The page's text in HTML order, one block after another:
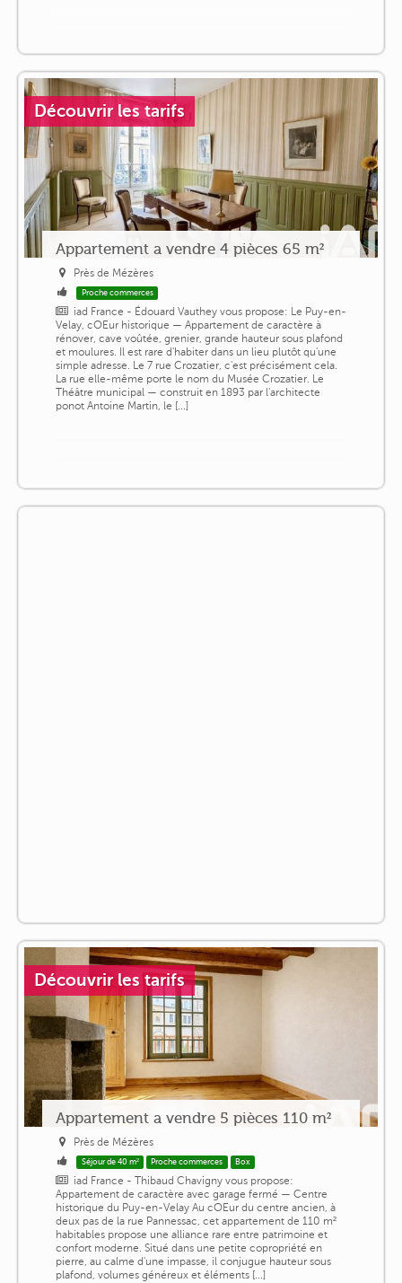
Découvrir les tarifs
Appartement a vendre 4 pièces 65 m²
Près de Mézères
Proche commerces
iad France - Édouard Vauthey vous propose: Le Puy-en-
Velay, cOEur historique — Appartement de caractère à
rénover, cave voûtée, grenier, grande hauteur sous plafond
et moulures. Il est rare d'habiter dans un lieu plutôt qu'une
simple adresse. Le 7 rue Crozatier, c'est précisément cela.
La rue elle-même porte le nom du Musée Crozatier. Le
Théâtre municipal — construit en 1893 par l'architecte
ponot Antoine Martin, le [...]
Découvrir les tarifs
Appartement a vendre 5 pièces 110 m²
Près de Mézères
Séjour de 40 m² Proche commerces Box
iad France - Thibaud Chavigny vous propose:
Appartement de caractère avec garage fermé — Centre
historique du Puy-en-Velay Au cOEur du centre ancien, à
deux pas de la rue Pannessac, cet appartement de 110 m²
habitables propose une alliance rare entre patrimoine et
confort moderne. Situé dans une petite copropriété en
pierre, au calme d'une impasse, il conjugue hauteur sous
plafond, volumes généreux et éléments [...]